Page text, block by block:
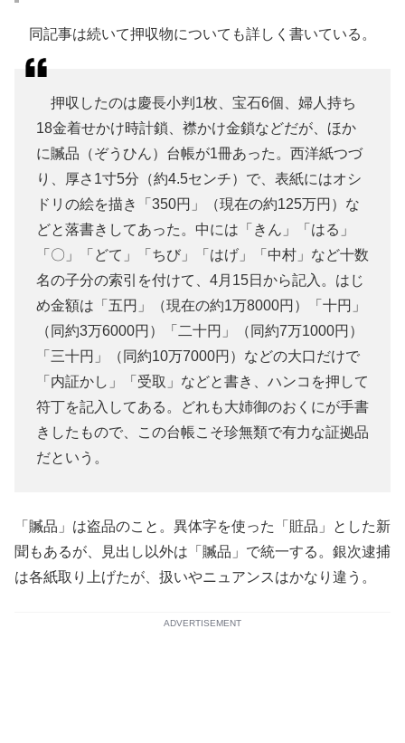
同記事は続いて押収物についても詳しく書いている。
押収したのは慶長小判1枚、宝石6個、婦人持ち
18金着せかけ時計鎖、襟かけ金鎖などだが、ほか
に贓品（ぞうひん）台帳が1冊あった。西洋紙つづ
り、厚さ1寸5分（約4.5センチ）で、表紙にはオシ
ドリの絵を描き「350円」（現在の約125万円）な
どと落書きしてあった。中には「きん」「はる」
「〇」「どて」「ちび」「はげ」「中村」など十数
名の子分の索引を付けて、4月15日から記入。はじ
め金額は「五円」（現在の約1万8000円）「十円」
（同約3万6000円）「二十円」（同約7万1000円）
「三十円」（同約10万7000円）などの大口だけで
「内証かし」「受取」などと書き、ハンコを押して
符丁を記入してある。どれも大姉御のおくにが手書
きしたもので、この台帳こそ珍無類で有力な証拠品
だという。
「贓品」は盗品のこと。異体字を使った「賍品」とした新
聞もあるが、見出し以外は「贓品」で統一する。銀次逮捕
は各紙取り上げたが、扱いやニュアンスはかなり違う。
ADVERTISEMENT